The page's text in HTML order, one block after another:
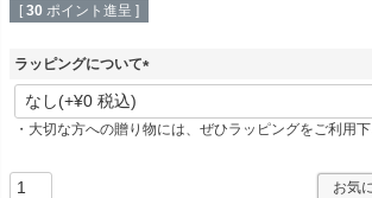
[ 30 ポイント進呈 ]
ラッピングについて
(
須
・大切な方への贈り物には、ぜひラッピングをご利用下
お気